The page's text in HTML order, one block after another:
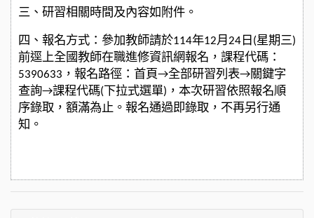
三、研習相關時間及內容如附件。
四、報名方式：參加教師請於114年12月24日(星期三)
前逕上全國教師在職進修資訊網報名，課程代碼：
5390633，報名路徑：首頁→全部研習列表→關鍵字
查詢→課程代碼(下拉式選單)，本次研習依照報名順
序錄取，額滿為止。報名通過即錄取，不再另行通
知。